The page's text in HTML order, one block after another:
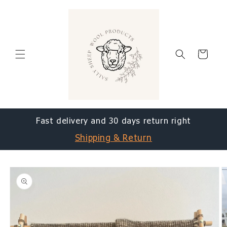
Indkøbskurv
Fast delivery and 30 days return right
Shipping & Return
til